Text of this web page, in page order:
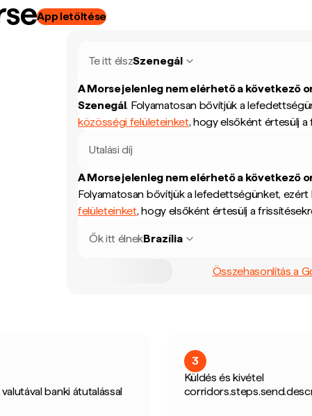
App letöltése
Te itt élszSzenegál
A Morse jelenleg nem elérhető a következő
Szenegál. Folyamatosan bővítjük a
közösségi felületeinket, hogy elsőként értesülj a
Utalási díj
A Morse jelenleg nem elérhető a következő
Folyamatosan bővítjük a lefedettségünket,
felületeinket, hogy elsőként értesülj a
Ők itt élnekBrazília
Összehasonlítás a
banki átutalással
3
Küldés és kivétel